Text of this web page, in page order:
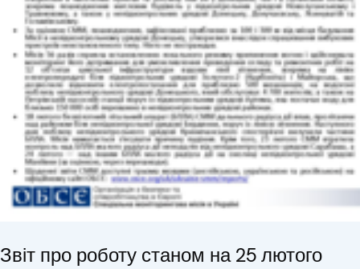
Звіт про роботу станом на 25 лютого